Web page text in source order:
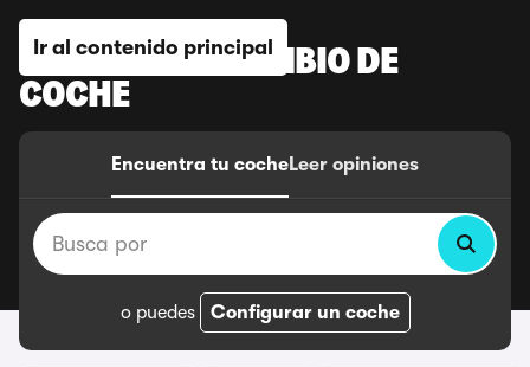
Ir al contenido principal
DISFRUTA EL CAMBIO DE
COCHE
Encuentra tu cocheLeer opiniones
Busca por
o puedes Configurar un coche